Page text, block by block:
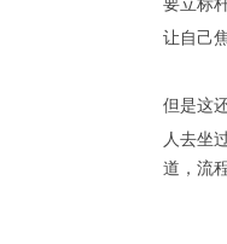
要立标
让自己
但是这
人去坐
道，流